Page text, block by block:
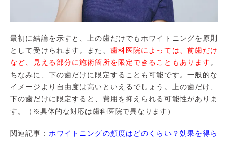
最初に結論を示すと、上の歯だけでもホワイトニングを原則
として受けられます。また、 歯科医院によっては、前歯だけ
など、見える部分に施術箇所を限定できることもあります。
ちなみに、下の歯だけに限定することも可能です。一般的な
イメージより自由度は高いといえるでしょう。上の歯だけ、
下の歯だけに限定すると、費用を抑えられる可能性がありま
す。（※具体的な対応は歯科医院で異なります）
関連記事： ホワイトニングの頻度はどのくらい？効果を得ら